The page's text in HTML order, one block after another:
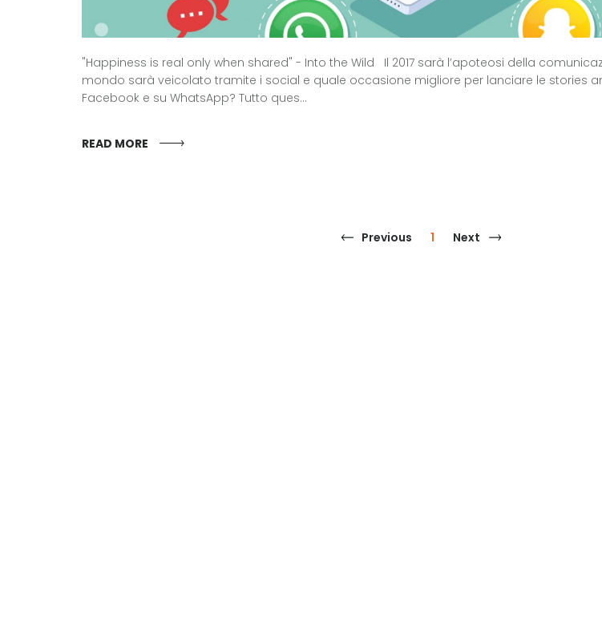
"Happiness is real only when shared" - Into the Wild Il 2017 sarà l’apoteosi della
mondo sarà veicolato tramite i social e quale occasione migliore per lanciare le stories
Facebook e su WhatsApp? Tutto ques...
READ MORE
Previous 1 Next